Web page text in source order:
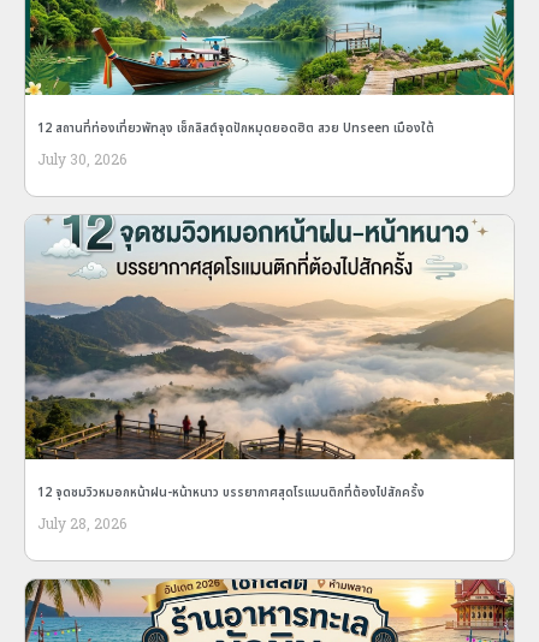
12 สถานที่ท่องเที่ยวพัทลุง เช็กลิสต์จุดปักหมุดยอดฮิต สวย Unseen เมืองใต้
July 30, 2026
12 จุดชมวิวหมอกหน้าฝน-หน้าหนาว บรรยากาศสุดโรแมนติกที่ต้องไปสักครั้ง
July 28, 2026